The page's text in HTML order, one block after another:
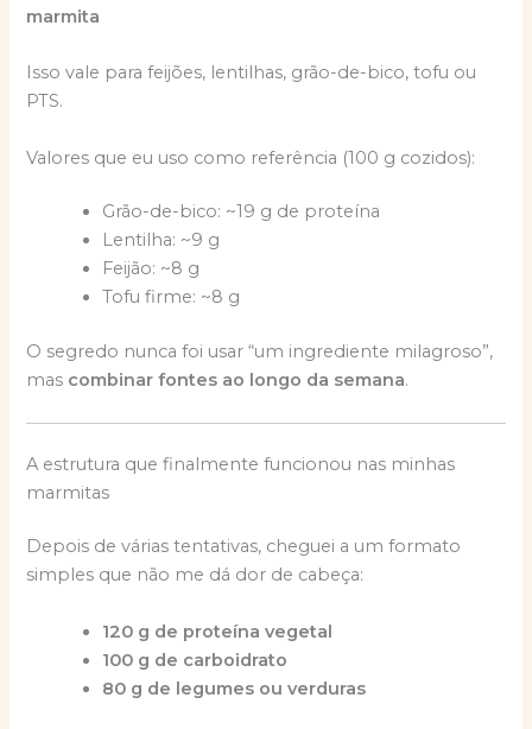
marmita
Isso vale para feijões, lentilhas, grão-de-bico, tofu ou
PTS.
Valores que eu uso como referência (100 g cozidos):
Grão-de-bico: ~19 g de proteína
Lentilha: ~9 g
Feijão: ~8 g
Tofu firme: ~8 g
O segredo nunca foi usar “um ingrediente milagroso”,
mas combinar fontes ao longo da semana.
A estrutura que finalmente funcionou nas minhas
marmitas
Depois de várias tentativas, cheguei a um formato
simples que não me dá dor de cabeça:
120 g de proteína vegetal
100 g de carboidrato
80 g de legumes ou verduras